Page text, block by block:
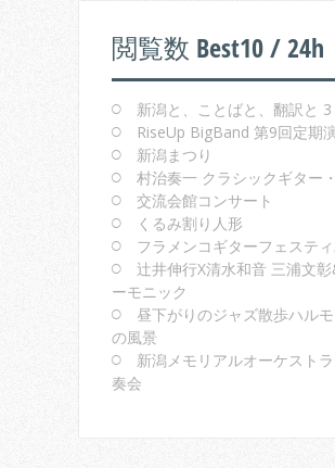
閲覧数 Best10 / 24h
新潟と、ことばと、翻訳と 3
RiseUp BigBand 第9回定期
新潟まつり
村治奏一 クラシックギター
交流会館コンサート
くるみ割り人形
フラメンコギターフェステ
辻井伸行X清水和音 三浦文
ーモニック
昼下がりのジャズ散歩ハル
の風景
新潟メモリアルオーケスト
奏会